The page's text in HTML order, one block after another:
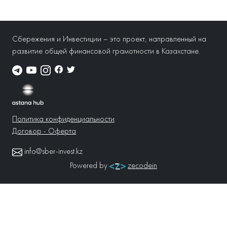
Сбережения и Инвестиции – это проект, направленный на
развитие общей финансовой грамотности в Казахстане.
Политика конфиденциальности
Договор - Оферта
info@sber-invest.kz
Powered by
zecodein